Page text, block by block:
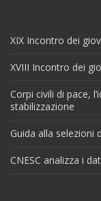
XIX Incontro dei
XVIII Incontro dei
Corpi civili di pace,
stabilizzazione
Guida alla selezioni
CNESC analizza i